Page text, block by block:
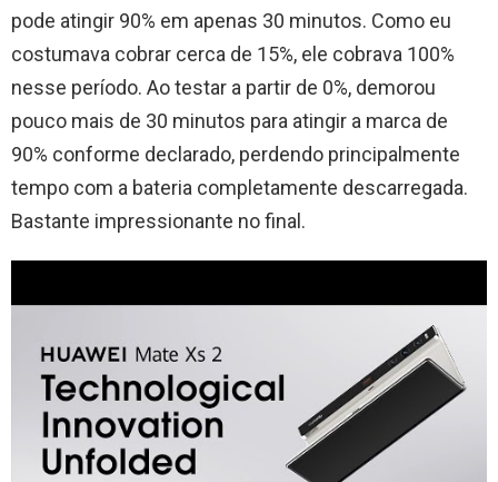
pode atingir 90% em apenas 30 minutos. Como eu
costumava cobrar cerca de 15%, ele cobrava 100%
nesse período. Ao testar a partir de 0%, demorou
pouco mais de 30 minutos para atingir a marca de
90% conforme declarado, perdendo principalmente
tempo com a bateria completamente descarregada.
Bastante impressionante no final.